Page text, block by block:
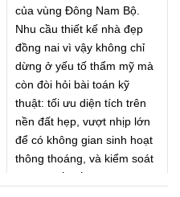
của vùng Đông Nam Bộ.
Nhu cầu thiết kế nhà đẹp
đồng nai vì vậy không chỉ
dừng ở yếu tố thẩm mỹ mà
còn đòi hỏi bài toán kỹ
thuật: tối ưu diện tích trên
nền đất hẹp, vượt nhịp lớn
để có không gian sinh hoạt
thông thoáng, và kiểm soát
chi phí kết cấu ngay từ khâu